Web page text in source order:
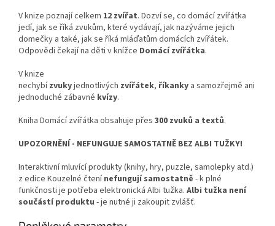
V knize poznají celkem 12 zvířat. Dozví se, co domácí zvířátka
jedí, jak se říká zvukům, které vydávají, jak nazýváme jejich
domečky a také, jak se říká mláďatům domácích zvířátek.
Odpovědi čekají na děti v knížce Domácí zvířátka.
V knize
nechybí zvukyjednotlivých zvířátek, říkanky a samozřejmě ani
jednoduché zábavné kvízy.
Kniha Domácí zvířátka obsahuje přes 300 zvuků a textů.
UPOZORNĚNÍ - NEFUNGUJE SAMOSTATNĚ BEZ ALBI TUŽKY!
Interaktivní mluvící produkty (knihy, hry, puzzle, samolepky atd.)
z edice Kouzelné čtenínefungují samostatně - k plné
funkčnosti je potřeba elektronická Albi tužka. Albi tužka není
součástí produktu - je nutné ji zakoupit zvlášť.